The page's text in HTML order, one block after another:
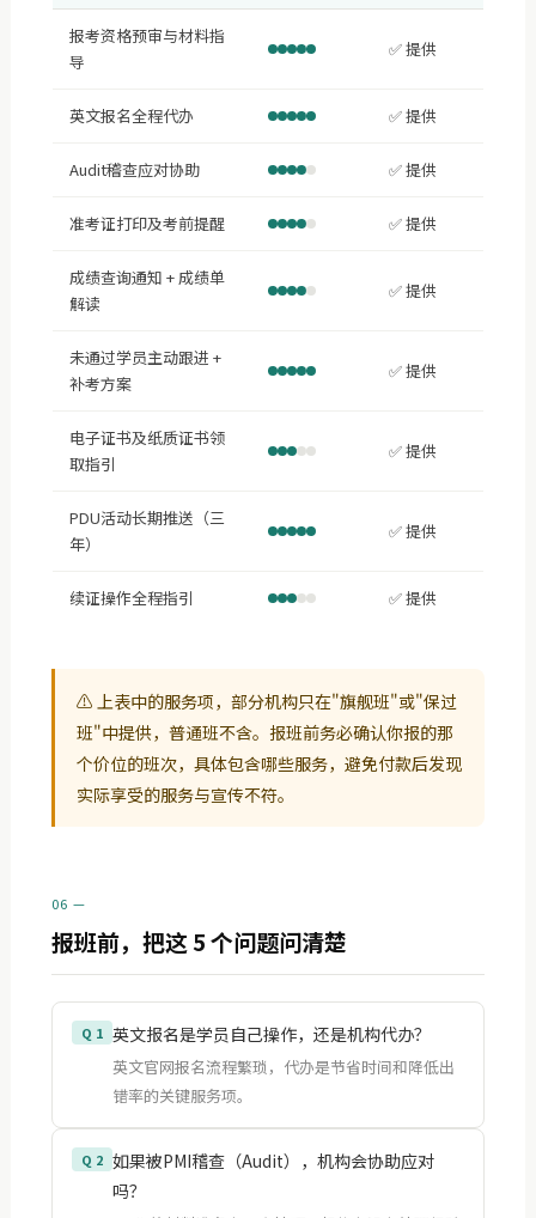
报考资格预审与材料指
导
✅ 提供
英文报名全程代办 ✅ 提供
Audit稽查应对协助 ✅ 提供
准考证打印及考前提醒 ✅ 提供
成绩查询通知 + 成绩单
解读
✅ 提供
未通过学员主动跟进 +
补考方案
✅ 提供
电子证书及纸质证书领
取指引
✅ 提供
PDU活动长期推送（三
年）
✅ 提供
续证操作全程指引 ✅ 提供
⚠ 上表中的服务项，部分机构只在"旗舰班"或"保过
班"中提供，普通班不含。报班前务必确认你报的那
个价位的班次，具体包含哪些服务，避免付款后发现
实际享受的服务与宣传不符。
06 —
报班前，把这 5 个问题问清楚
Q 1 英文报名是学员自己操作，还是机构代办？
英文官网报名流程繁琐，代办是节省时间和降低出
错率的关键服务项。
Q 2 如果被PMI稽查（Audit），机构会协助应对
吗？